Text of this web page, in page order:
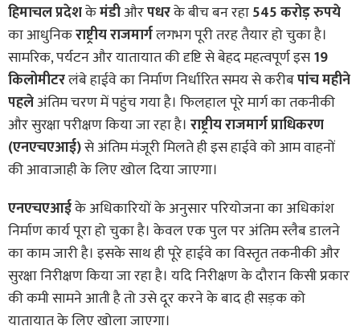
हिमाचल प्रदेशकेमंडीऔरपधरके बीच बन रहा545 करोड़ रुपये
का आधुनिकराष्ट्रीय राजमार्गलगभग पूरी तरह तैयार हो चुका है।
सामरिक, पर्यटन और यातायात की दृष्टि से बेहद महत्वपूर्ण इस19
किलोमीटरलंबे हाईवे का निर्माण निर्धारित समय से करीबपांच महीने
पहलेअंतिम चरण में पहुंच गया है। फिलहाल पूरे मार्ग का तकनीकी
और सुरक्षा परीक्षण किया जा रहा है। राष्ट्रीय राजमार्ग प्राधिकरण
(एनएचएआई)से अंतिम मंजूरी मिलते ही इस हाईवे को आम वाहनों
की आवाजाही के लिए खोल दिया जाएगा।
एनएचएआईके अधिकारियों के अनुसार परियोजना का अधिकांश
निर्माण कार्य पूरा हो चुका है। केवल एक पुल पर अंतिम स्लैब डालने
का काम जारी है। इसके साथ ही पूरे हाईवे का विस्तृत तकनीकी और
सुरक्षा निरीक्षण किया जा रहा है। यदि निरीक्षण के दौरान किसी प्रकार
की कमी सामने आती है तो उसे दूर करने के बाद ही सड़क को
यातायात के लिए खोला जाएगा।